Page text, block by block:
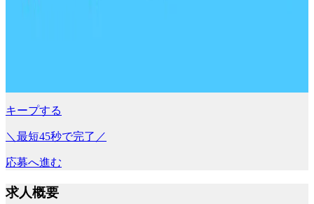
キープする
＼最短45秒で完了／
応募へ進む
求人概要